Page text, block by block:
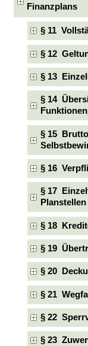
Finanzplans
§ 11
§ 12
§ 13
§ 14
§ 15
§ 16
§ 17
§ 18
§ 19
§ 20
§ 21
§ 22
§ 23